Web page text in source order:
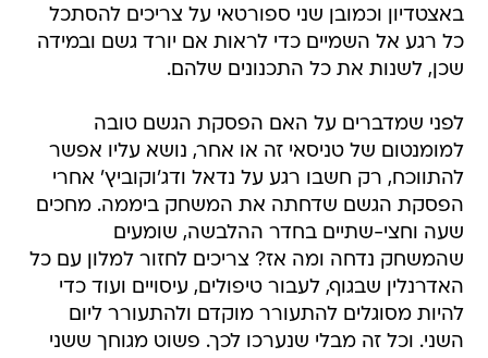
באצטדיון וכמובן שני ספורטאי על צריכים להסתכל
כל רגע אל השמיים כדי לראות אם יורד גשם ובמידה
שכן, לשנות את כל התכנונים שלהם.
לפני שמדברים על האם הפסקת הגשם טובה
למומנטום של טניסאי זה או אחר, נושא עליו אפשר
להתווכח, רק חשבו רגע על נדאל ודג'וקוביץ' אחרי
הפסקת הגשם שדחתה את המשחק ביממה. מחכים
שעה וחצי-שתיים בחדר ההלבשה, שומעים
שהמשחק נדחה ומה אז? צריכים לחזור למלון עם כל
האדרנלין שבגוף, לעבור טיפולים, עיסויים ועוד כדי
להיות מסוגלים להתעורר מוקדם ולהתעורר ליום
השני. וכל זה מבלי שנערכו לכך. פשוט מגוחך ששני